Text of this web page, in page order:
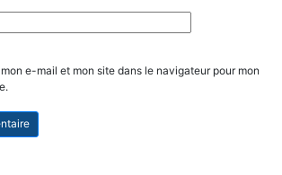
e-mail et mon site dans le navigateur pour mon